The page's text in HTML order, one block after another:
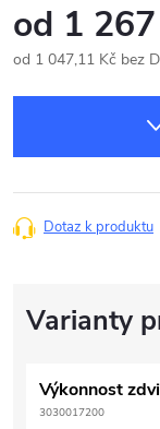
od 1
od 1 047,11 Kč bez
Dotaz k produktu
Výkonnost
3030017200